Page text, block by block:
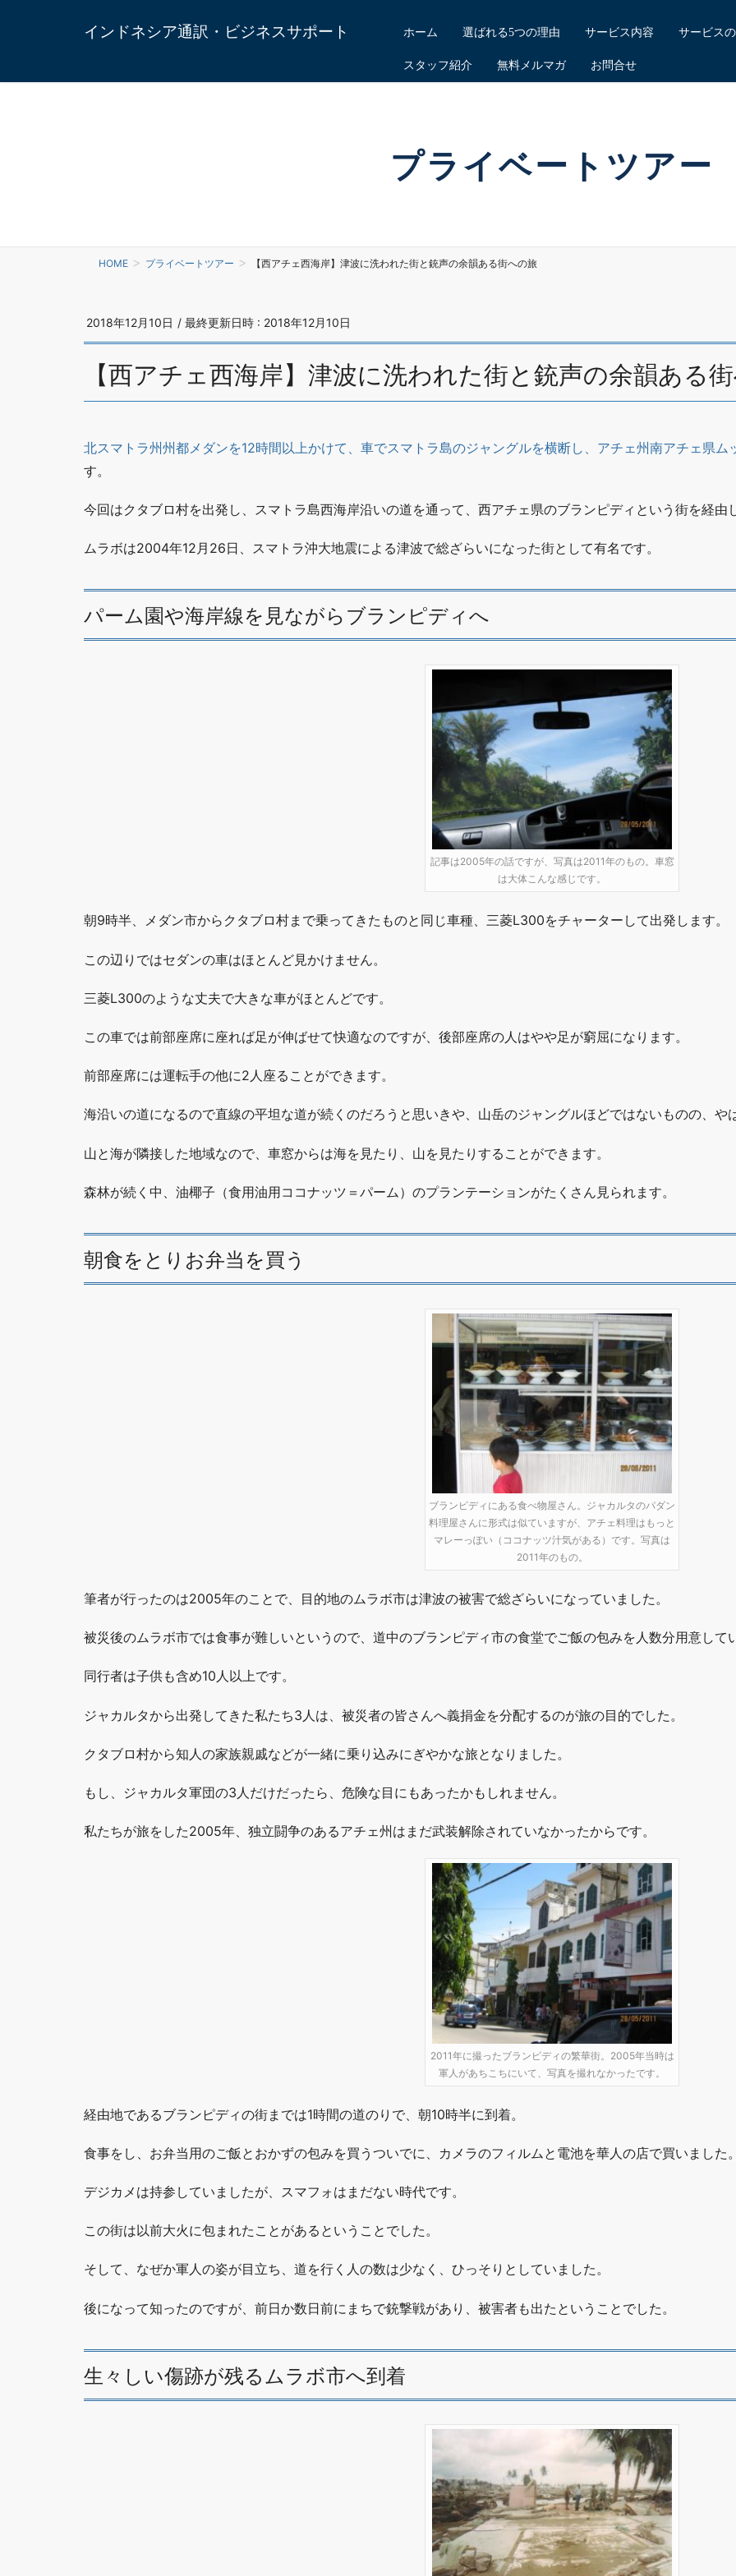
インドネシア通訳・ビジネスサポート ホーム 選ばれる5つの理由 サービス内容 サービス
スタッフ紹介 無料メルマガ お問合せ
プライベートツアー
HOME プライベートツアー 【西アチェ西海岸】津波に洗われた街と銃声の余韻ある街への旅
2018年12月10日 / 最終更新日時 : 2018年12月10日
【西アチェ西海岸】津波に洗われた街と銃声の余韻ある
北スマトラ州州都メダンを12時間以上かけて、車でスマトラ島のジャングルを横断し、アチェ州南アチェ県
す。
今回はクタブロ村を出発し、スマトラ島西海岸沿いの道を通って、西アチェ県のブランピディという街を経由
ムラボは2004年12月26日、スマトラ沖大地震による津波で総ざらいになった街として有名です。
パーム園や海岸線を見ながらブランピディへ
記事は2005年の話ですが、写真は2011年のもの。車窓
は大体こんな感じです。
朝9時半、メダン市からクタブロ村まで乗ってきたものと同じ車種、三菱L300をチャーターして出発します。
この辺りではセダンの車はほとんど見かけません。
三菱L300のような丈夫で大きな車がほとんどです。
この車では前部座席に座れば足が伸ばせて快適なのですが、後部座席の人はやや足が窮屈になります。
前部座席には運転手の他に2人座ることができます。
海沿いの道になるので直線の平坦な道が続くのだろうと思いきや、山岳のジャングルほどではないものの、や
山と海が隣接した地域なので、車窓からは海を見たり、山を見たりすることができます。
森林が続く中、油椰子（食用油用ココナッツ＝パーム）のプランテーションがたくさん見られます。
朝食をとりお弁当を買う
ブランピディにある食べ物屋さん。ジャカルタのパダン
料理屋さんに形式は似ていますが、アチェ料理はもっと
マレーっぽい（ココナッツ汁気がある）です。写真は
2011年のもの。
筆者が行ったのは2005年のことで、目的地のムラボ市は津波の被害で総ざらいになっていました。
被災後のムラボ市では食事が難しいというので、道中のブランピディ市の食堂でご飯の包みを人数分用意して
同行者は子供も含め10人以上です。
ジャカルタから出発してきた私たち3人は、被災者の皆さんへ義捐金を分配するのが旅の目的でした。
クタブロ村から知人の家族親戚などが一緒に乗り込みにぎやかな旅となりました。
もし、ジャカルタ軍団の3人だけだったら、危険な目にもあったかもしれません。
私たちが旅をした2005年、独立闘争のあるアチェ州はまだ武装解除されていなかったからです。
2011年に撮ったブランピディの繁華街。2005年当時は
軍人があちこちにいて、写真を撮れなかったです。
経由地であるブランピディの街までは1時間の道のりで、朝10時半に到着。
食事をし、お弁当用のご飯とおかずの包みを買うついでに、カメラのフィルムと電池を華人の店で買いました。
デジカメは持参していましたが、スマフォはまだない時代です。
この街は以前大火に包まれたことがあるということでした。
そして、なぜか軍人の姿が目立ち、道を行く人の数は少なく、ひっそりとしていました。
後になって知ったのですが、前日か数日前にまちで銃撃戦があり、被害者も出たということでした。
生々しい傷跡が残るムラボ市へ到着